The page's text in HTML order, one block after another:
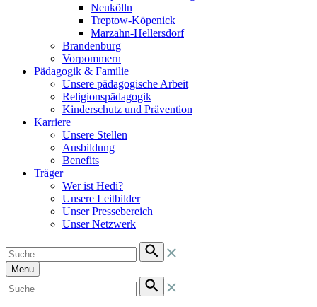
Neukölln
Treptow-Köpenick
Marzahn-Hellersdorf
Brandenburg
Vorpommern
Pädagogik & Familie
Unsere pädagogische Arbeit
Religionspädagogik
Kinderschutz und Prävention
Karriere
Unsere Stellen
Ausbildung
Benefits
Träger
Wer ist Hedi?
Unsere Leitbilder
Unser Pressebereich
Unser Netzwerk
Menu